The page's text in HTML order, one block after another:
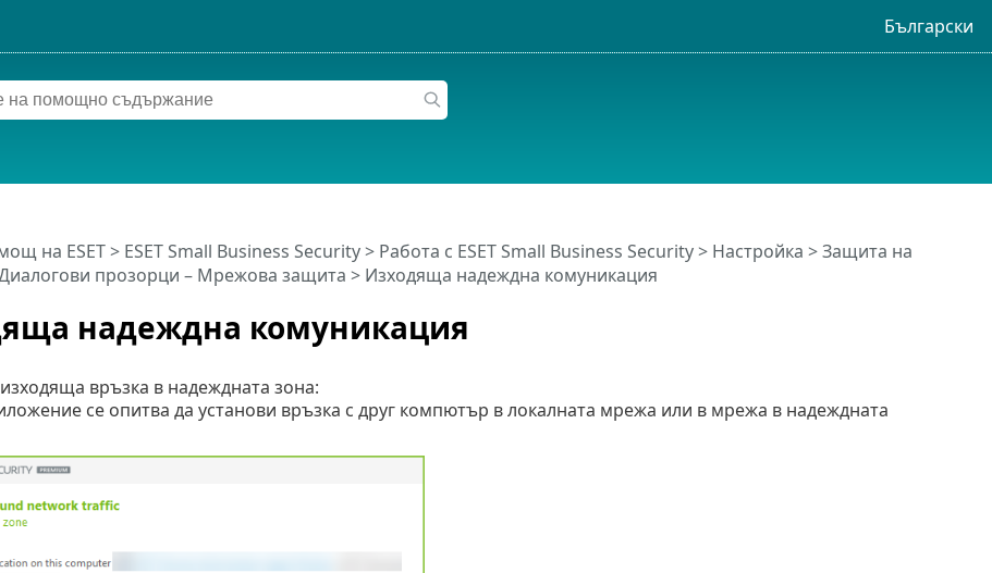
Български
надеждна комуникация
на ESET> ESET Small Business Security> Работа с ESET Small Business Security> Настройка >Защита на
прозорци – Мрежова защита > Изходяща надеждна комуникация
връзка в надеждната зона:
се опитва да установи връзка с друг компютър в локалната мрежа или в мрежа в надеждната